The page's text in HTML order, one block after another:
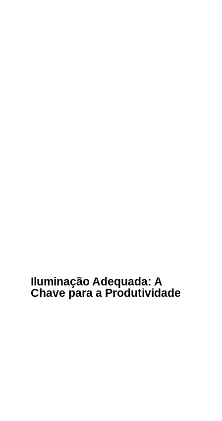
Iluminação Adequada: A
Chave para a Produtividade